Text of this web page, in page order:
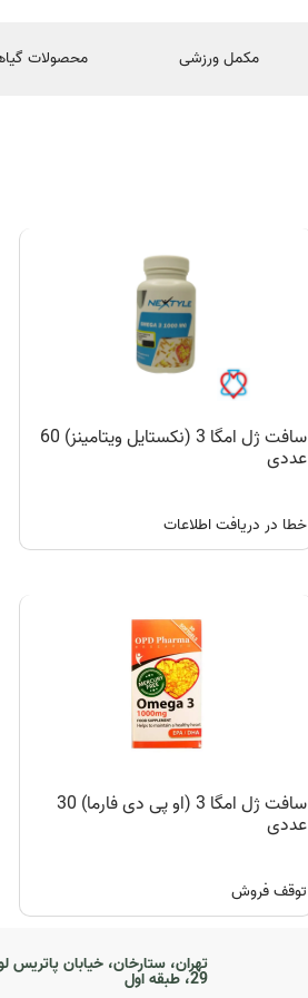
مکمل ورزشی محصولات
سافت ژل امگا 3 (نکستایل ویتامینز) 60
عددی
خطا در دریافت اطلاعات
سافت ژل امگا 3 (او پی دی فارما) 30
عددی
توقف فروش
تهران، ستارخان، خیابان پاتریس
29، طبقه اول